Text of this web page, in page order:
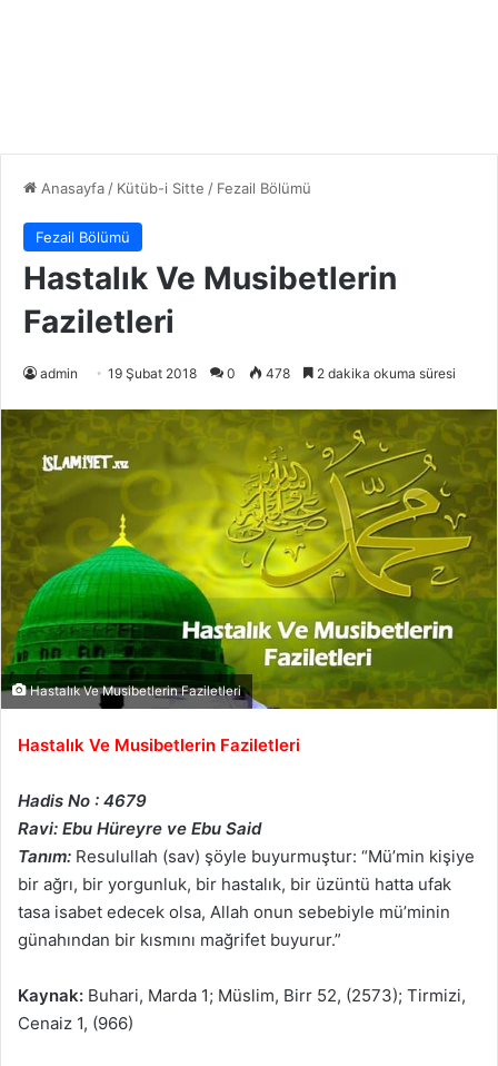
Anasayfa/ Kütüb-i Sitte / Fezail Bölümü
Fezail Bölümü
Hastalık Ve Musibetlerin
Faziletleri
admin 19 Şubat 2018 0 478 2 dakika okuma süresi
Hastalık Ve Musibetlerin Faziletleri
Hastalık Ve Musibetlerin Faziletleri
Hadis No : 4679
Ravi: Ebu Hüreyre ve Ebu Said
Tanım: Resulullah (sav) şöyle buyurmuştur: “Mü’min kişiye
bir ağrı, bir yorgunluk, bir hastalık, bir üzüntü hatta ufak
tasa isabet edecek olsa, Allah onun sebebiyle mü’minin
günahından bir kısmını mağrifet buyurur.”
Kaynak: Buhari, Marda 1; Müslim, Birr 52, (2573); Tirmizi,
Cenaiz 1, (966)